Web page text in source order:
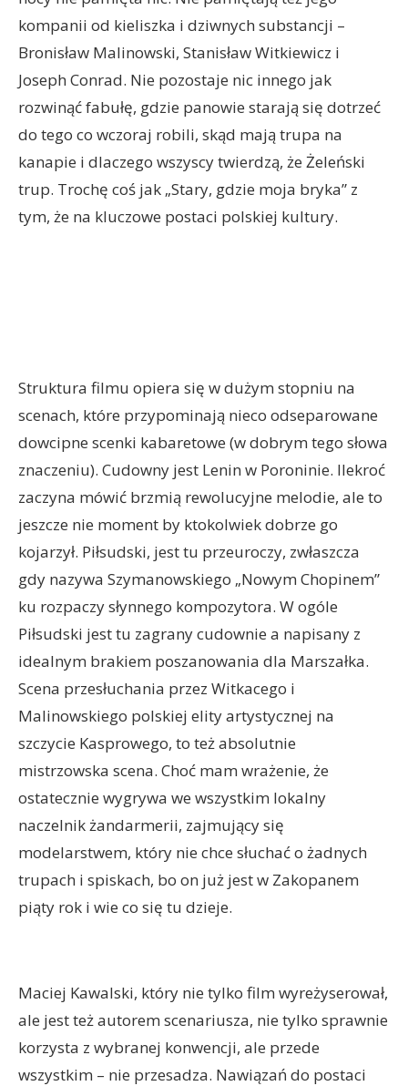
kompanii od kieliszka i dziwnych substancji –
Bronisław Malinowski, Stanisław Witkiewicz i
Joseph Conrad. Nie pozostaje nic innego jak
rozwinąć fabułę, gdzie panowie starają się dotrzeć
do tego co wczoraj robili, skąd mają trupa na
kanapie i dlaczego wszyscy twierdzą, że Żeleński
trup. Trochę coś jak „Stary, gdzie moja bryka” z
tym, że na kluczowe postaci polskiej kultury.
Struktura filmu opiera się w dużym stopniu na
scenach, które przypominają nieco odseparowane
dowcipne scenki kabaretowe (w dobrym tego słowa
znaczeniu). Cudowny jest Lenin w Poroninie. Ilekroć
zaczyna mówić brzmią rewolucyjne melodie, ale to
jeszcze nie moment by ktokolwiek dobrze go
kojarzył. Piłsudski, jest tu przeuroczy, zwłaszcza
gdy nazywa Szymanowskiego „Nowym Chopinem”
ku rozpaczy słynnego kompozytora. W ogóle
Piłsudski jest tu zagrany cudownie a napisany z
idealnym brakiem poszanowania dla Marszałka.
Scena przesłuchania przez Witkacego i
Malinowskiego polskiej elity artystycznej na
szczycie Kasprowego, to też absolutnie
mistrzowska scena. Choć mam wrażenie, że
ostatecznie wygrywa we wszystkim lokalny
naczelnik żandarmerii, zajmujący się
modelarstwem, który nie chce słuchać o żadnych
trupach i spiskach, bo on już jest w Zakopanem
piąty rok i wie co się tu dzieje.
Maciej Kawalski, który nie tylko film wyreżyserował,
ale jest też autorem scenariusza, nie tylko sprawnie
korzysta z wybranej konwencji, ale przede
wszystkim – nie przesadza. Nawiązań do postaci